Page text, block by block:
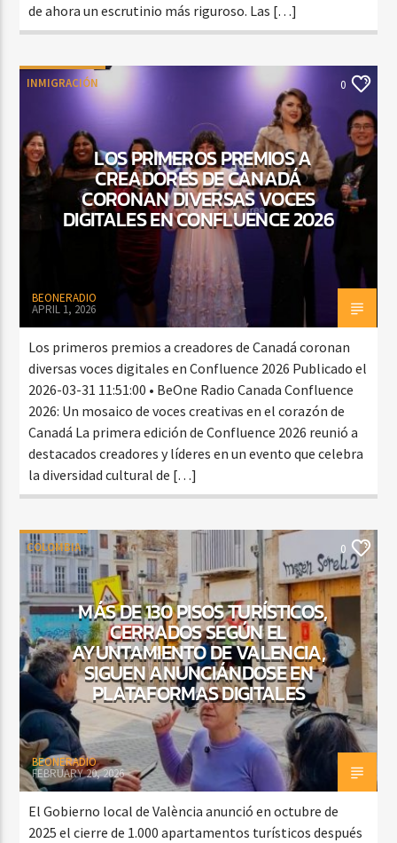
de ahora un escrutinio más riguroso. Las […]
INMIGRACIÓN 0
LOS PRIMEROS PREMIOS A
CREADORES DE CANADÁ
CORONAN DIVERSAS VOCES
DIGITALES EN CONFLUENCE 2026
BEONERADIO
APRIL 1, 2026
Los primeros premios a creadores de Canadá coronan
diversas voces digitales en Confluence 2026 Publicado el
2026-03-31 11:51:00 • BeOne Radio Canada Confluence
2026: Un mosaico de voces creativas en el corazón de
Canadá La primera edición de Confluence 2026 reunió a
destacados creadores y líderes en un evento que celebra
la diversidad cultural de […]
COLOMBIA 0
MÁS DE 130 PISOS TURÍSTICOS,
CERRADOS SEGÚN EL
AYUNTAMIENTO DE VALENCIA,
SIGUEN ANUNCIÁNDOSE EN
PLATAFORMAS DIGITALES
BEONERADIO
FEBRUARY 20, 2026
El Gobierno local de València anunció en octubre de
2025 el cierre de 1.000 apartamentos turísticos después